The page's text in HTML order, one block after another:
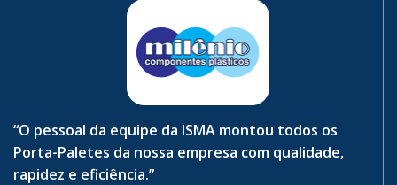
“O pessoal da equipe da ISMA montou todos os
Porta-Paletes da nossa empresa com qualidade,
rapidez e eficiência.”